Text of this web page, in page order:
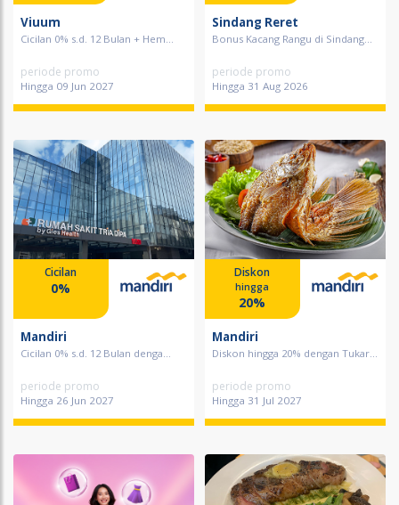
Viuum
Cicilan 0% s.d. 12 Bulan + Hem...
periode promo
Hingga 09 Jun 2027
Sindang Reret
Bonus Kacang Rangu di Sindang...
periode promo
Hingga 31 Aug 2026
Cicilan
0%
Mandiri
Cicilan 0% s.d. 12 Bulan denga...
periode promo
Hingga 26 Jun 2027
Diskon
hingga
20%
Mandiri
Diskon hingga 20% dengan Tukar...
periode promo
Hingga 31 Jul 2027